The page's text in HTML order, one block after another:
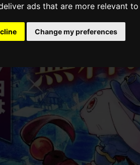
ads that are more relevant to
Change my preferences